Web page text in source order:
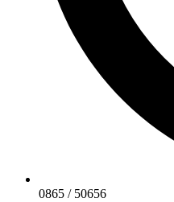
0865 / 50656